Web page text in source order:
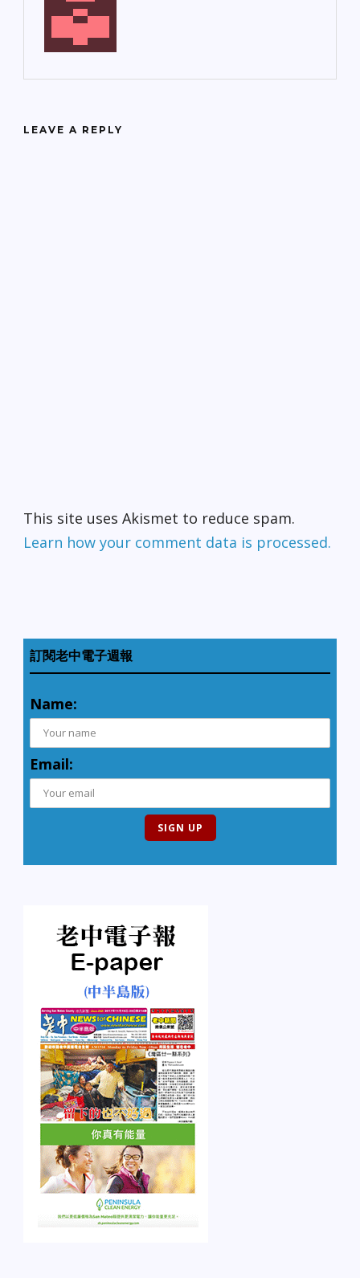
LEAVE A REPLY
This site uses Akismet to reduce spam.
Learn how your comment data is processed.
訂閱老中電子週報
Name:
Email: